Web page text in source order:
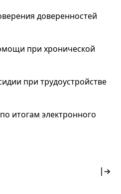
доверенностей
при хронической
при трудоустройстве
итогам электронного